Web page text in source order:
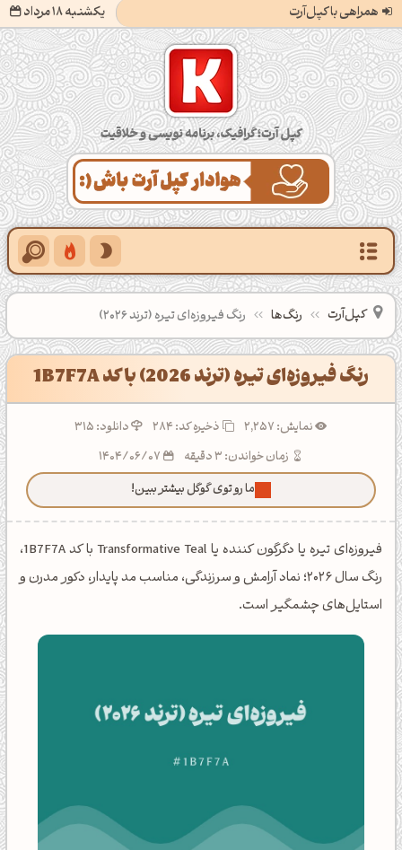
همراهی با کپل‌آرت یکشنبه 18 مرداد کپل‌آرت؛ گرافیک، برنامه‌نویسی و خلاقیت
کپل‌آرت رنگ‌ها رنگ فیروزه‌ای تیره (ترند 2026)
رنگ فیروزه‌ای تیره (ترند 2026) با کد 1B7F7A
نمایش: 2,257 ذخیره کد:284
دانلود: 315
زمان خواندن: 3 دقیقه
ما رو توی گوگل بیشتر ببین!
فیروزه‌ای تیره یا دگرگون کننده یا Transformative Teal با کد 1B7F7A،
رنگ سال ۲۰۲۶؛ نماد آرامش و سرزندگی، مناسب مد پایدار، دکور مدرن و
استایل‌های چشمگیر است.